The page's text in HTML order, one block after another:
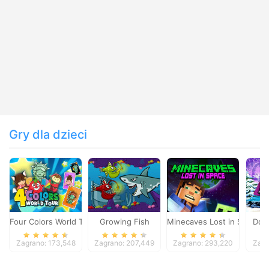
Gry dla dzieci
Four Colors World Tour
Zagrano: 173,548
Growing Fish
Zagrano: 207,449
Minecaves Lost in Space
Zagrano: 293,220